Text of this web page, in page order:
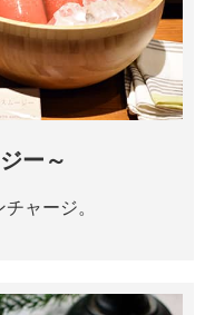
ー～
ャージ。